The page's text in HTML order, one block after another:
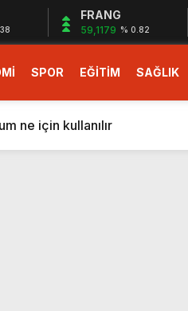
FRANG
59,1179 % 0.82
SPOR EĞİTİM SAĞLIK
belli oldu
ne için kullanılır